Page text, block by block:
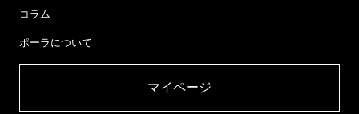
コラム
ポーラについて
マイページ​